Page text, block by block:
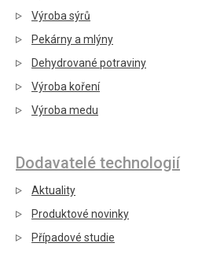
Výroba sýrů
Pekárny a mlýny
Dehydrované potraviny
Výroba koření
Výroba medu
Dodavatelé technologií
Aktuality
Produktové novinky
Případové studie